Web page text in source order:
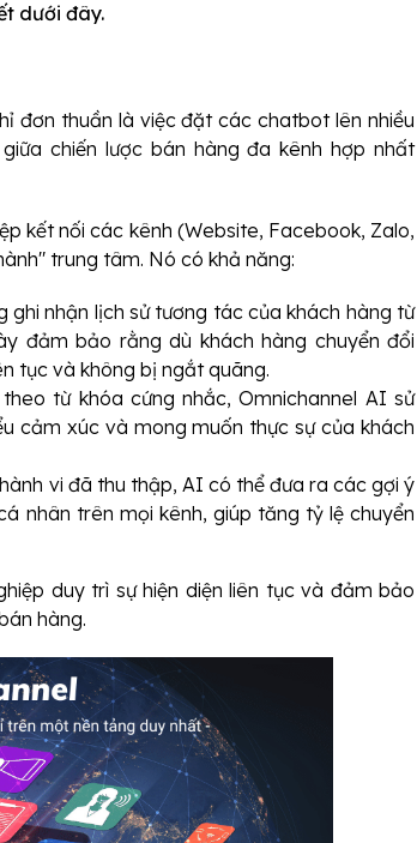
dưới đây.
đơn thuần là việc đặt các chatbot lên nhiều
chiến lược bán hàng đa kênh hợp nhất
kết nối các kênh (Website, Facebook, Zalo,
trung tâm. Nó có khả năng:
nhận lịch sử tương tác của khách hàng từ
đảm bảo rằng dù khách hàng chuyển đổi
tục và không bị ngắt quãng.
từ khóa cứng nhắc, Omnichannel AI sử
cảm xúc và mong muốn thực sự của khách
vi đã thu thập, AI có thể đưa ra các gợi ý
nhân trên mọi kênh, giúp tăng tỷ lệ chuyển
duy trì sự hiện diện liên tục và đảm bảo
hàng.